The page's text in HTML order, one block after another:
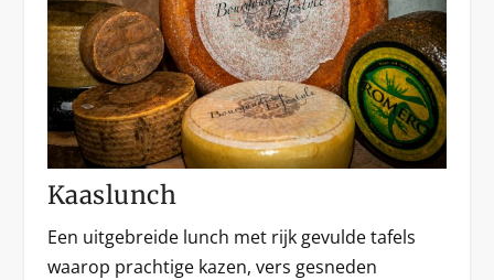
Kaaslunch
Een uitgebreide lunch met rijk gevulde tafels
waarop prachtige kazen, vers gesneden